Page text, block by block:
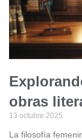
obras
13 octubre 2025
La filosofía